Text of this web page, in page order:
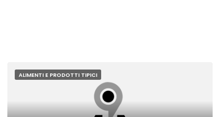
ALIMENTI E PRODOTTI TIPICI